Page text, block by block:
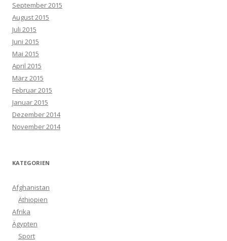
September 2015
August 2015
Juli 2015
Juni 2015
Mai 2015
April 2015
März 2015
Februar 2015
Januar 2015
Dezember 2014
November 2014
KATEGORIEN
Afghanistan
Äthiopien
Afrika
Ägypten
Sport